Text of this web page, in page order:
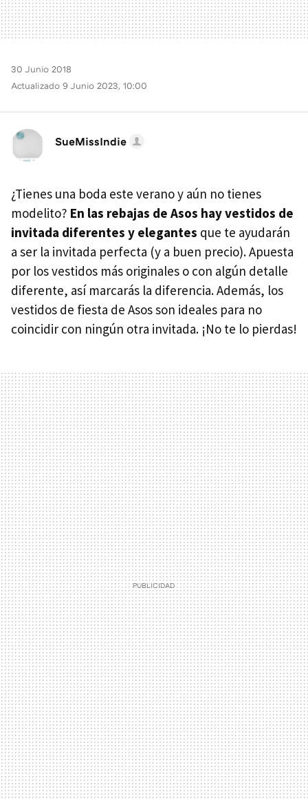
30 Junio 2018
Actualizado 9 Junio 2023, 10:00
SueMissIndie
¿Tienes una boda este verano y aún no tienes
modelito? En las rebajas de Asos hay vestidos de
invitada diferentes y elegantes que te ayudarán
a ser la invitada perfecta (y a buen precio). Apuesta
por los vestidos más originales o con algún detalle
diferente, así marcarás la diferencia. Además, los
vestidos de fiesta de Asos son ideales para no
coincidir con ningún otra invitada. ¡No te lo pierdas!